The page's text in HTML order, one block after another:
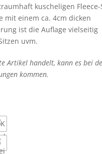
kuscheligen Fleece-
mit einem ca. 4cm dicken
ist die Auflage vielseitig
uvm.
Artikel handelt, kann es bei
kommen.